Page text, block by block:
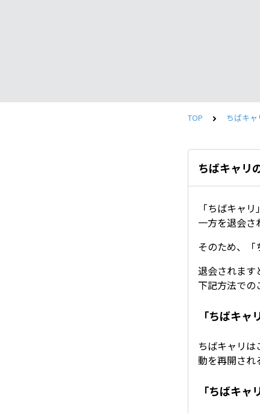
TOP ちばキャ
ちばキャリ
「ちばキャ
一方を退会さ
そのため、「
退会されます
下記方法での
「ちばキ
ちばキャリ
動を再開され
「ちばキ